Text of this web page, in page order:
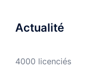
Actualité
4000 licenciés